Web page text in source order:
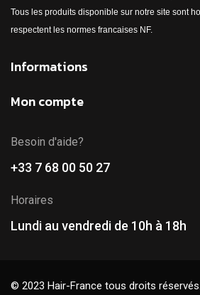
Tous les produits disponible sur notre site sont
respectent les normes francaises NF.
Informations
Mon compte
Besoin d'aide?
+33 7 68 00 50 27
Horaires
Lundi au vendredi de 10h à 18h
© 2023 Hair-France tous droits réservés.